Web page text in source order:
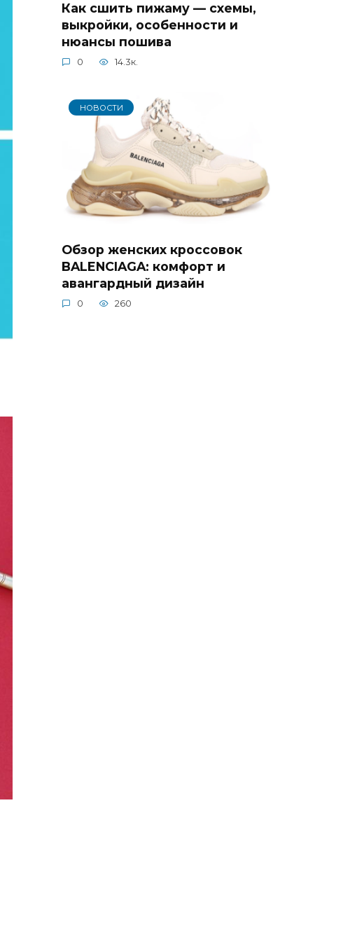
Как сшить пижаму — схемы,
выкройки, особенности и
нюансы пошива
0 14.3к.
НОВОСТИ
Обзор женских кроссовок
BALENCIAGA: комфорт и
авангардный дизайн
0 260